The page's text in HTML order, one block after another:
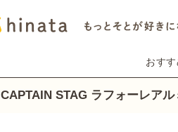
おす
CAPTAIN STAG ラフォーレア